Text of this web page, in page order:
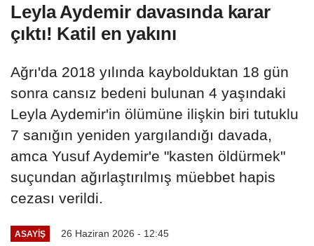
Leyla Aydemir davasında karar
çıktı! Katil en yakını
Ağrı'da 2018 yılında kaybolduktan 18 gün
sonra cansız bedeni bulunan 4 yaşındaki
Leyla Aydemir'in ölümüne ilişkin biri tutuklu
7 sanığın yeniden yargılandığı davada,
amca Yusuf Aydemir'e "kasten öldürmek"
suçundan ağırlaştırılmış müebbet hapis
cezası verildi.
ASAYİŞ 26 Haziran 2026 - 12:45